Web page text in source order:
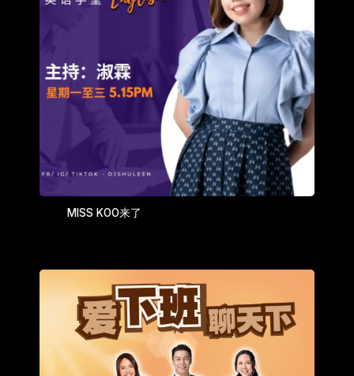
MISS KOO来了